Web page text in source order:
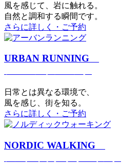
⾵を感じて、岩に触れる。
⾃然と調和する瞬間です。
さらに詳しく・ご予約
URBAN RUNNING
日常とは異なる環境で、
風を感じ、街を知る。
さらに詳しく・ご予約
NORDIC WALKING